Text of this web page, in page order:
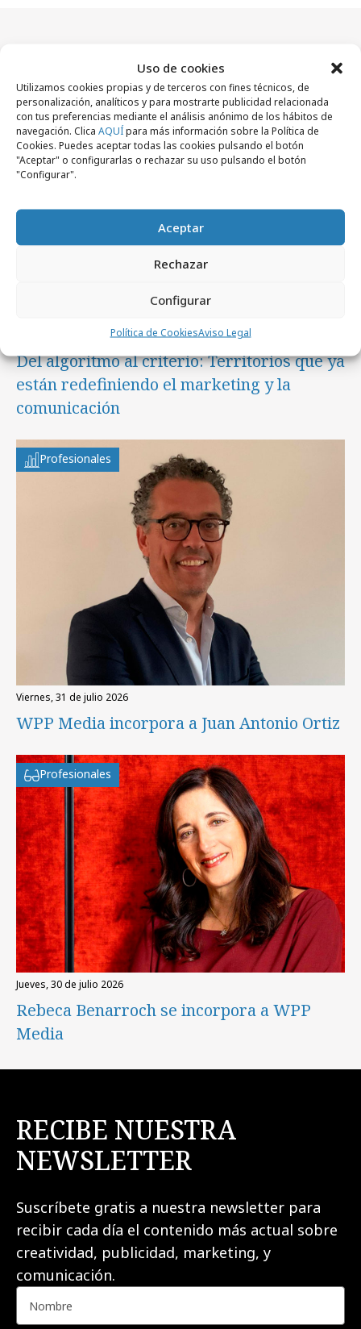
Uso de cookies
Utilizamos cookies propias y de terceros con fines técnicos, de
personalización, analíticos y para mostrarte publicidad relacionada
con tus preferencias mediante el análisis anónimo de los hábitos de
navegación. Clica AQUÍpara más información sobre la Política de
Cookies. Puedes aceptar todas las cookies pulsando el botón
"Aceptar" o configurarlas o rechazar su uso pulsando el botón
"Configurar".
Aceptar
Rechazar
Configurar
Política de CookiesAviso Legal
Artículos recientes
Empresas y Negocios
lunes, 3 de agosto 2026
Del algoritmo al criterio: Territorios que ya
están redefiniendo el marketing y la
comunicación
Profesionales
viernes, 31 de julio 2026
WPP Media incorpora a Juan Antonio Ortiz
Profesionales
jueves, 30 de julio 2026
Rebeca Benarroch se incorpora a WPP
Media
RECIBE NUESTRA
NEWSLETTER
Suscríbete gratis a nuestra newsletter para
recibir cada día el contenido más actual sobre
creatividad, publicidad, marketing, y
comunicación.